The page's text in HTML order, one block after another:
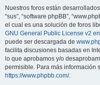
Nuestros foros están
“sus”, “software phpBB”,
el cual es una solución de foros
GNU General Public License v2
puede ser descargada de
facilita discusiones basadas en
lo que aprobamos y/o
permisible. Para más información
https://www.phpbb.com/.